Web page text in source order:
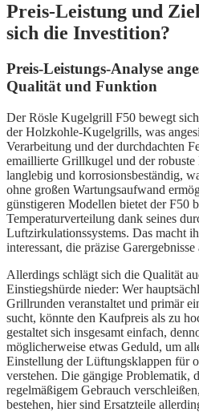
Preis-Leistung und
sich die Investition?
Preis-Leistungs-Analyse
Qualität und Funktion
Der Rösle Kugelgrill F50 bewegt
der Holzkohle-Kugelgrills, was
Verarbeitung und der durchdachten
emaillierte Grillkugel und der robuste
langlebig und korrosionsbeständig,
ohne großen Wartungsaufwand
günstigeren Modellen bietet der F50
Temperaturverteilung dank seines
Luftzirkulationssystems. Das macht
interessant, die präzise Garergebnisse
Allerdings schlägt sich die Qualität
Einstiegshürde nieder: Wer
Grillrunden veranstaltet und primär
sucht, könnte den Kaufpreis als zu
gestaltet sich insgesamt einfach,
möglicherweise etwas Geduld, um
Einstellung der Lüftungsklappen für
verstehen. Die gängige Problematik,
regelmäßigem Gebrauch
bestehen, hier sind Ersatzteile